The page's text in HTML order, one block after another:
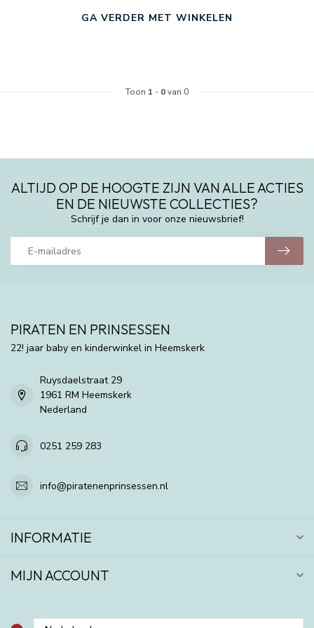
GA VERDER MET WINKELEN
Toon 1 - 0van 0
ALTIJD OP DE HOOGTE ZIJN VAN ALLE ACTIES
EN DE NIEUWSTE COLLECTIES?
Schrijf je dan in voor onze nieuwsbrief!
PIRATEN EN PRINSESSEN
22! jaar baby en kinderwinkel in Heemskerk
Ruysdaelstraat 29
1961 RM Heemskerk
Nederland
0251 259 283
info@piratenenprinsessen.nl
INFORMATIE
MIJN ACCOUNT